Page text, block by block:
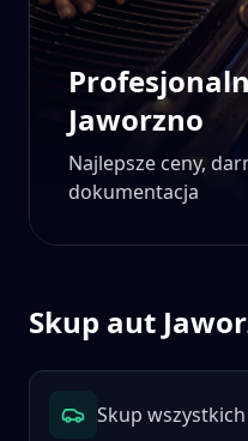
Jaworzno
Najlepsze ceny,
dokumentacja
Skup aut
Skup